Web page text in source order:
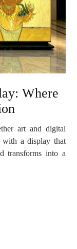
Where
art and digital
with a display that
transforms into a